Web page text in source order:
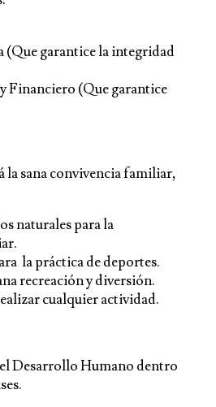
(Que garantice la integridad
Financiero (Que garantice
la sana convivencia familiar,
naturales para la
la práctica de deportes.
recreación y diversión.
cualquier actividad.
Desarrollo Humano dentro